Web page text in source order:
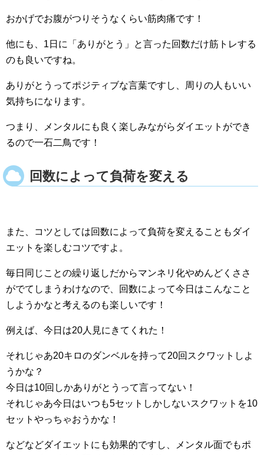
おかげでお腹がつりそうなくらい筋肉痛です！
他にも、1日に「ありがとう」と言った回数だけ筋トレする
のも良いですね。
ありがとうってポジティブな言葉ですし、周りの人もいい
気持ちになります。
つまり、メンタルにも良く楽しみながらダイエットができ
るので一石二鳥です！
回数によって負荷を変える
また、コツとしては回数によって負荷を変えることもダイ
エットを楽しむコツですよ。
毎日同じことの繰り返しだからマンネリ化やめんどくささ
がでてしまうわけなので、回数によって今日はこんなこと
しようかなと考えるのも楽しいです！
例えば、今日は20人見にきてくれた！
それじゃあ20キロのダンベルを持って20回スクワットしよ
うかな？
今日は10回しかありがとうって言ってない！
それじゃあ今日はいつも5セットしかしないスクワットを10
セットやっちゃおうかな！
などなどダイエットにも効果的ですし、メンタル面でもポ